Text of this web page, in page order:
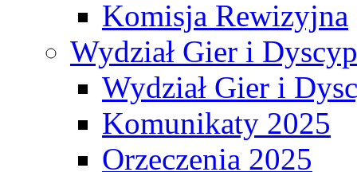
Komisja Rewizyjna
Wydział Gier i
Wydział Gier i
Komunikaty 2025
Orzeczenia 2025